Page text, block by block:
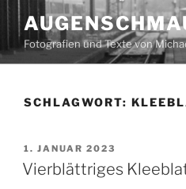
Zum
Inhalt
springenFotografien und Texte von
SCHLAGWORT:
VERÖFFENTLICHT
AM
1. JANUAR 2023
Vierblättriges